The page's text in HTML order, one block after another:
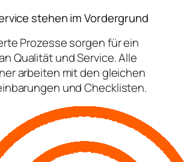
stehen im Vordergrund
Prozesse sorgen für ein
Qualität und Service. Alle
arbeiten mit den gleichen
und Checklisten.